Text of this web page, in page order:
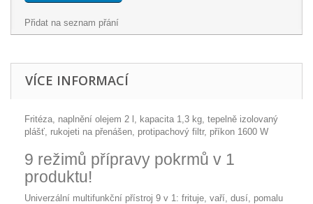
Přidat na seznam přání
VÍCE INFORMACÍ
Fritéza, naplnění olejem 2 l, kapacita 1,3 kg, tepelně izolovaný
plášť, rukojeti na přenášen, protipachový filtr, příkon 1600 W
9 režimů přípravy pokrmů v 1
produktu!
Univerzální multifunkční přístroj 9 v 1: frituje, vaří, dusí, pomalu